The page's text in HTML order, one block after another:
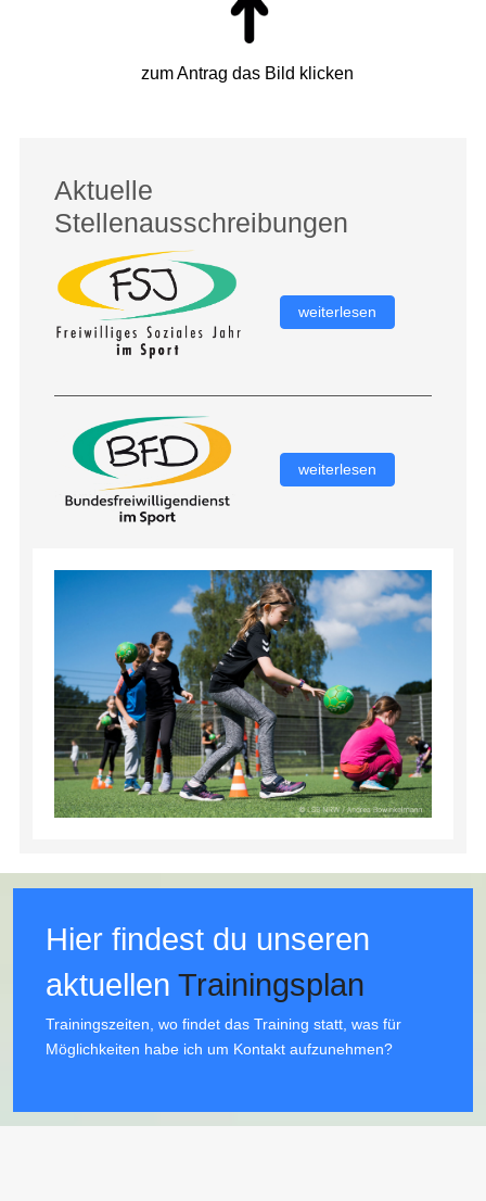
zum Antrag das Bild klicken
Aktuelle
Stellenausschreibungen
weiterlesen
weiterlesen
Hier findest du unseren
aktuellen Trainingsplan
Trainingszeiten, wo findet das Training statt, was für
Möglichkeiten habe ich um Kontakt aufzunehmen?